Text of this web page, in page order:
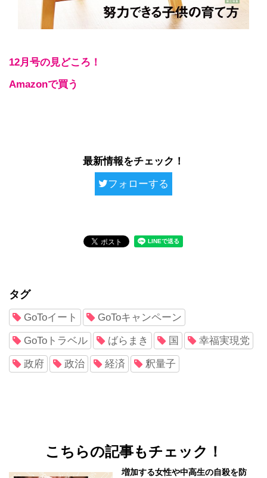
12月号の見どころ！
Amazonで買う
最新情報をチェック！
フォローする
タグ
GoToイート GoToキャンペーン
GoToトラベル ばらまき 国 幸福実現党
政府 政治 経済 釈量子
こちらの記事もチェック！
増加する女性や中高生の自殺を防